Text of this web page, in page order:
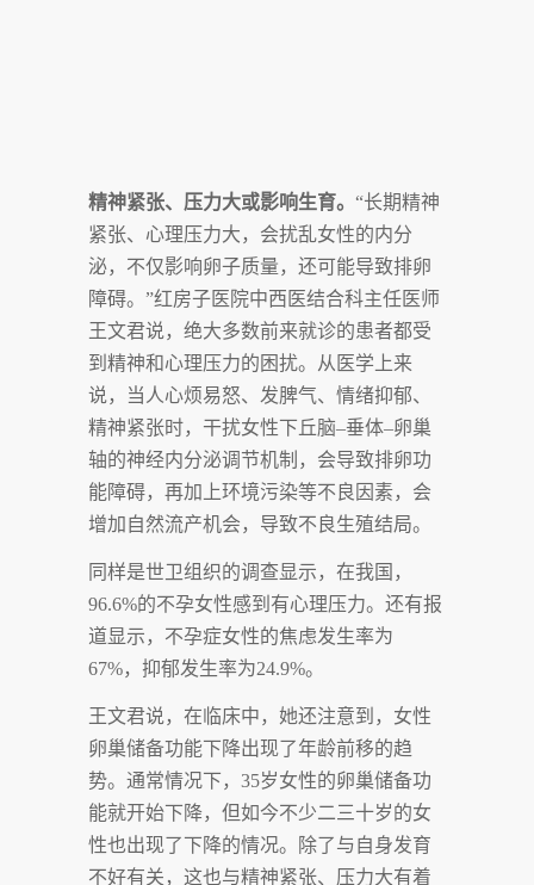
精神紧张、压力大或影响生育。 “长期精神
紧张、心理压力大，会扰乱女性的内分
泌，不仅影响卵子质量，还可能导致排卵
障碍。”红房子医院中西医结合科主任医师
王文君说，绝大多数前来就诊的患者都受
到精神和心理压力的困扰。从医学上来
说，当人心烦易怒、发脾气、情绪抑郁、
精神紧张时，干扰女性下丘脑–垂体–卵巢
轴的神经内分泌调节机制，会导致排卵功
能障碍，再加上环境污染等不良因素，会
增加自然流产机会，导致不良生殖结局。
同样是世卫组织的调查显示，在我国，
96.6%的不孕女性感到有心理压力。还有报
道显示，不孕症女性的焦虑发生率为
67%，抑郁发生率为24.9%。
王文君说，在临床中，她还注意到，女性
卵巢储备功能下降出现了年龄前移的趋
势。通常情况下， 35岁女性的卵巢储备功
能就开始下降，但如今不少二三十岁的女
性也出现了下降的情况。除了与自身发育
不好有关，这也与精神紧张、压力大有着